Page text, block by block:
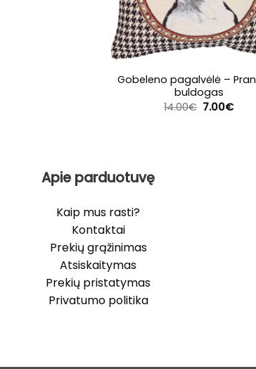
Gobeleno pagalvėlė –
buldogas
14.00€ Original
7.00€
Apie parduotuvę
Kaip mus rasti?
Kontaktai
Prekių grąžinimas
Atsiskaitymas
Prekių pristatymas
Privatumo politika